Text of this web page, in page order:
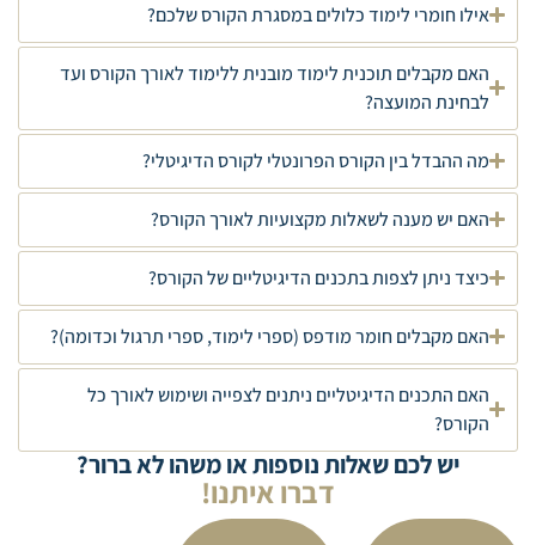
אילו חומרי לימוד כלולים במסגרת הקורס שלכם?
האם מקבלים תוכנית לימוד מובנית ללימוד לאורך הקורס ועד
לבחינת המועצה?
מה ההבדל בין הקורס הפרונטלי לקורס הדיגיטלי?
האם יש מענה לשאלות מקצועיות לאורך הקורס?
כיצד ניתן לצפות בתכנים הדיגיטליים של הקורס?
האם מקבלים חומר מודפס (ספרי לימוד, ספרי תרגול וכדומה)?
האם התכנים הדיגיטליים ניתנים לצפייה ושימוש לאורך כל
הקורס?
יש לכם שאלות נוספות או משהו לא ברור?
דברו איתנו!